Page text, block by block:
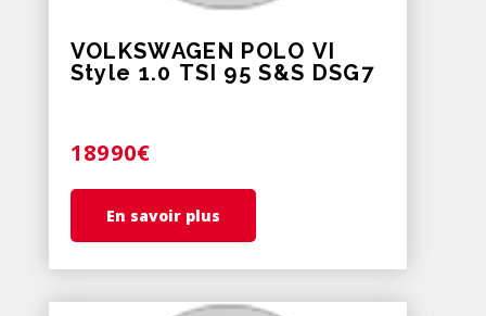
VOLKSWAGEN POLO VI
Style 1.0 TSI 95 S&S DSG7
18990€
En savoir plus